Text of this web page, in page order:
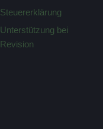
Steuererklärung
Unterstützung bei
Revision